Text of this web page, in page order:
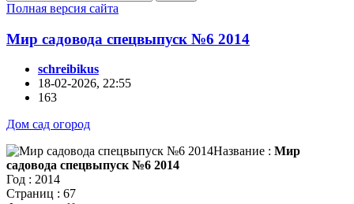
Полная версия сайта
Мир садовода спецвыпуск №6 2014
schreibikus
18-02-2026, 22:55
163
Дом сад огород
Название : Мир
садовода спецвыпуск №6 2014
Год : 2014
Страниц : 67